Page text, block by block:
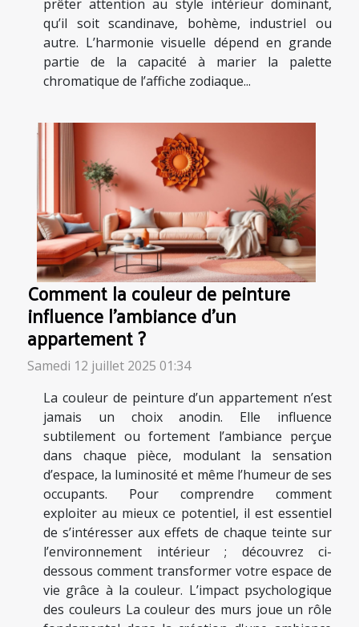
prêter attention au style intérieur dominant,
qu’il soit scandinave, bohème, industriel ou
autre. L’harmonie visuelle dépend en grande
partie de la capacité à marier la palette
chromatique de l’affiche zodiaque...
Comment la couleur de peinture
influence l'ambiance d'un
appartement ?
Samedi 12 juillet 2025 01:34
La couleur de peinture d’un appartement n’est
jamais un choix anodin. Elle influence
subtilement ou fortement l’ambiance perçue
dans chaque pièce, modulant la sensation
d’espace, la luminosité et même l’humeur de ses
occupants. Pour comprendre comment
exploiter au mieux ce potentiel, il est essentiel
de s’intéresser aux effets de chaque teinte sur
l’environnement intérieur ; découvrez ci-
dessous comment transformer votre espace de
vie grâce à la couleur. L’impact psychologique
des couleurs La couleur des murs joue un rôle